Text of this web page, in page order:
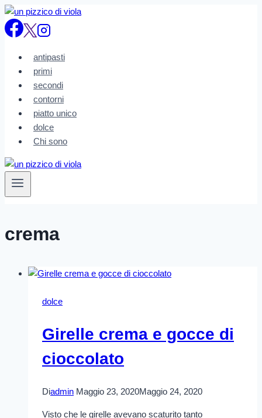
Salta
al
contenuto
antipasti
primi
secondi
contorni
piatto unico
dolce
Chi sono
crema
dolce
Girelle crema e gocce di
cioccolato
Diadmin Maggio 23, 2020Maggio 24, 2020
Visto che le girelle avevano scaturito tanto